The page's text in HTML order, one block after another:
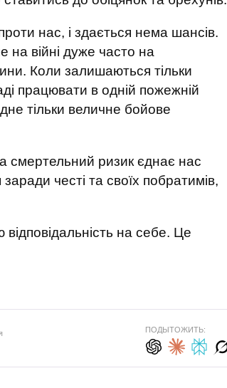
нас, і здається нема шансів.
на війні дуже часто на
Коли залишаються тільки
працювати в одній пожежній
тільки величне бойове
смертельний ризик єднає нас
честі та своїх побратимів,
на себе. Це
ПОДЫТОЖИТЬ: